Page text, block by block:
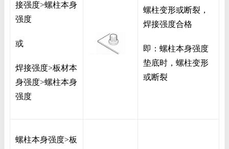
接强度>螺柱本身
强度
或
焊接强度>板材本
身强度>螺柱本身
强度
螺柱变形或断裂，
焊接强度合格
即：螺柱本身强度
垫底时，螺柱变形
或断裂
螺柱本身强度>板